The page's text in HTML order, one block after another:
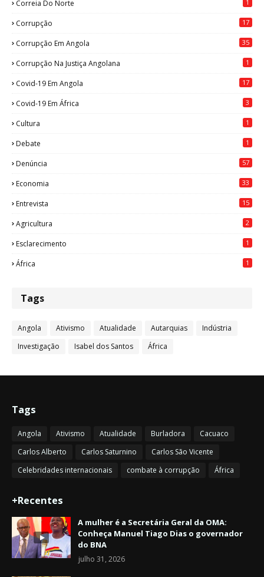
Correia Do Norte 1
Corrupção 17
Corrupção Em Angola 35
Corrupção Na Justiça Angolana 1
Covid-19 Em Angola 17
Covid-19 Em África 3
Cultura 1
Debate 1
Denúncia 57
Economia 33
Entrevista 15
Agricultura 2
Esclarecimento 1
África 1
Tags
Angola Ativismo Atualidade Autarquias
Indústria
Investigação
Isabel dos Santos África
Tags
Angola Ativismo Atualidade Burladora
Cacuaco
Carlos Alberto
Carlos Saturnino
Carlos São Vicente
Celebridades internacionais
combate à corrupção África
+Recentes
A mulher é a Secretária Geral da OMA:
Conheça Manuel Tiago Dias o governador
do BNA
julho 31, 2026